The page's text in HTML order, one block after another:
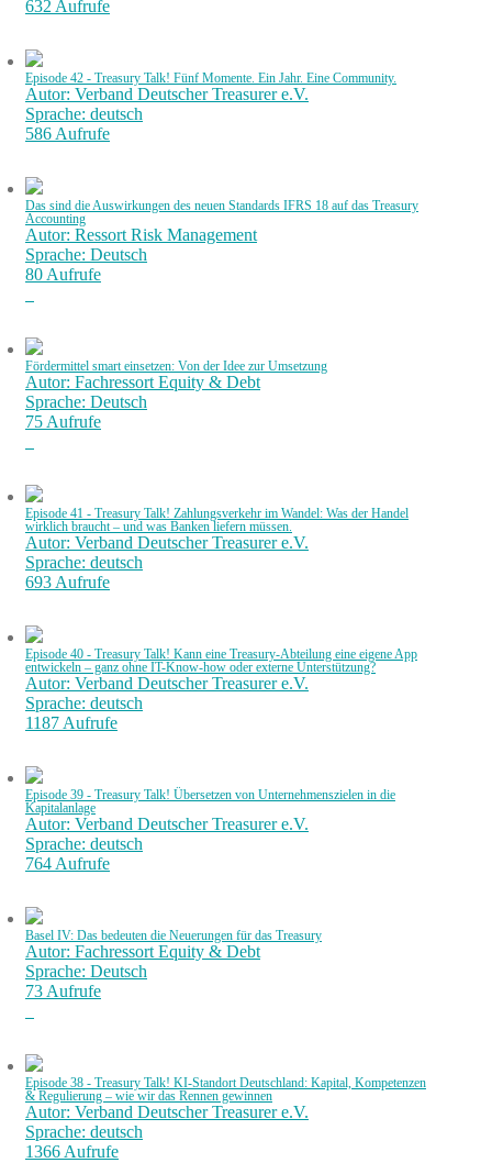
632 Aufrufe
Episode 42 - Treasury Talk! Fünf Momente. Ein Jahr. Eine Community.
Autor: Verband Deutscher Treasurer e.V.
Sprache: deutsch
586 Aufrufe
Das sind die Auswirkungen des neuen Standards IFRS 18 auf das Treasury
Accounting
Autor: Ressort Risk Management
Sprache: Deutsch
80 Aufrufe
Fördermittel smart einsetzen: Von der Idee zur Umsetzung
Autor: Fachressort Equity & Debt
Sprache: Deutsch
75 Aufrufe
Episode 41 - Treasury Talk! Zahlungsverkehr im Wandel: Was der Handel
wirklich braucht – und was Banken liefern müssen.
Autor: Verband Deutscher Treasurer e.V.
Sprache: deutsch
693 Aufrufe
Episode 40 - Treasury Talk! Kann eine Treasury-Abteilung eine eigene App
entwickeln – ganz ohne IT-Know-how oder externe Unterstützung?
Autor: Verband Deutscher Treasurer e.V.
Sprache: deutsch
1187 Aufrufe
Episode 39 - Treasury Talk! Übersetzen von Unternehmenszielen in die
Kapitalanlage
Autor: Verband Deutscher Treasurer e.V.
Sprache: deutsch
764 Aufrufe
Basel IV: Das bedeuten die Neuerungen für das Treasury
Autor: Fachressort Equity & Debt
Sprache: Deutsch
73 Aufrufe
Episode 38 - Treasury Talk! KI-Standort Deutschland: Kapital, Kompetenzen
& Regulierung – wie wir das Rennen gewinnen
Autor: Verband Deutscher Treasurer e.V.
Sprache: deutsch
1366 Aufrufe